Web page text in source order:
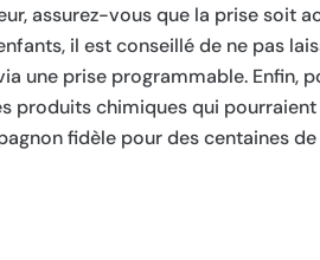
assurez-vous que la prise soit
il est conseillé de ne pas
une prise programmable. Enfin,
produits chimiques qui
fidèle pour des centaines